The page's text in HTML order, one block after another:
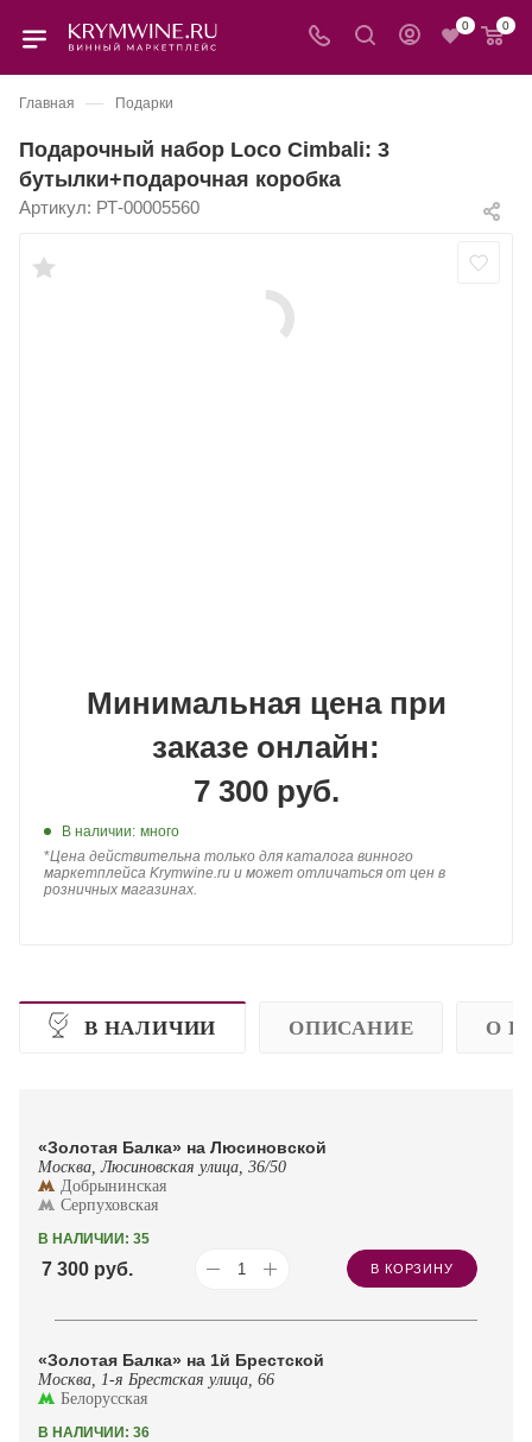
0 0
Главная — Подарки
Подарочный набор Loco Cimbali: 3
бутылки+подарочная коробка
Артикул: РТ-00005560
Минимальная цена при
заказе онлайн:
7 300 руб.
В наличии: много
*Цена действительна только для каталога винного
маркетплейса Krymwine.ru и может отличаться от цен в
розничных магазинах.
В НАЛИЧИИ ОПИСАНИЕ О
«Золотая Балка» на Люсиновской
Москва, Люсиновская улица, 36/50
Добрынинская
Серпуховская
В НАЛИЧИИ: 35
7 300 руб. В КОРЗИНУ
«Золотая Балка» на 1й Брестской
Москва, 1-я Брестская улица, 66
Белорусская
В НАЛИЧИИ: 36